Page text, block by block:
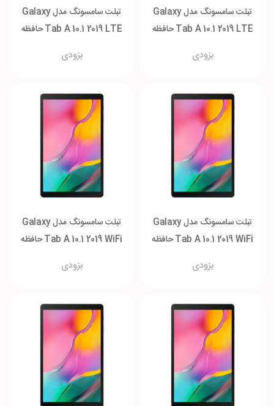
تبلت سامسونگ مدل Galaxy
Tab A 10.1 2019 LTE حافظه
بزودی
تبلت سامسونگ مدل Galaxy
Tab A 10.1 2019 LTE حافظه
بزودی
تبلت سامسونگ مدل Galaxy
Tab A 10.1 2019 WiFi حافظه
بزودی
تبلت سامسونگ مدل Galaxy
Tab A 10.1 2019 WiFi حافظه
بزودی